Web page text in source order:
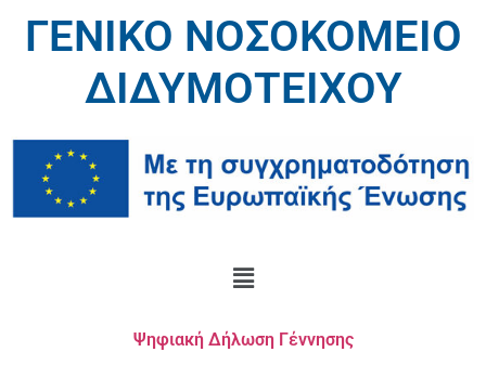
ΓΕΝΙΚΟ ΝΟΣΟΚΟΜΕΙΟ
ΔΙΔΥΜΟΤΕΙΧΟΥ
Ψηφιακή Δήλωση Γέννησης